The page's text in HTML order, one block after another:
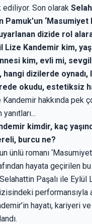
ediliyor. Son olarak
‘Masumiyet
dizide rol
Lize Kandemir kim,
kim, evli mi,
hangi dizilerde oynadı,
okudu, estetiksiz
hakkında pek
kimdir, kaç
burcu ne?
ünlü romanı
hayata geçirilen
Paşalı ile Eylül
performansıyla
hayatı, kariyeri